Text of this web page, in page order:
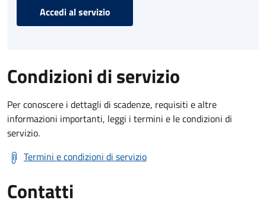
Accedi al servizio
Condizioni di servizio
Per conoscere i dettagli di scadenze, requisiti e altre
informazioni importanti, leggi i termini e le condizioni di
servizio.
Termini e condizioni di servizio
Contatti